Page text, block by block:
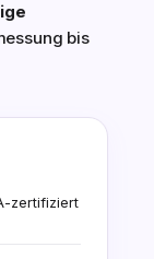
bis
zertifiziert